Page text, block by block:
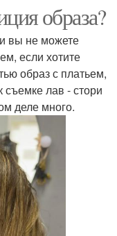
образа?
вы не можете
если хотите
образ с платьем,
съемке лав - стори
деле много.